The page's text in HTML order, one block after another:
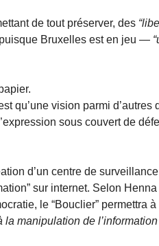
de tout préserver, des
Bruxelles est en jeu —
qu’une vision parmi
sous couvert de
d’un centre de
sur internet. Selon
le “Bouclier” permettra à
manipulation de